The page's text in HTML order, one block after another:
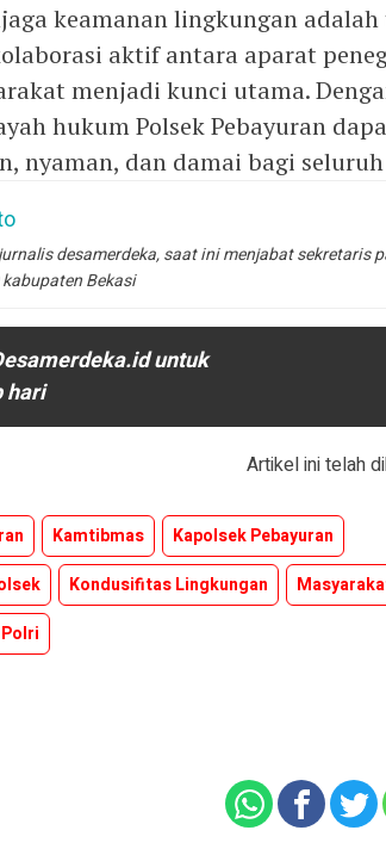
keamanan lingkungan
aktif antara aparat
menjadi kunci utama.
hukum Polsek Pebayuran
nyaman, dan damai bagi
desamerdeka, saat ini menjabat sekretaris
Bekasi
untuk
hari
Artikel ini telah
Kamtibmas
Kapolsek Pebayuran
Kondusifitas Lingkungan